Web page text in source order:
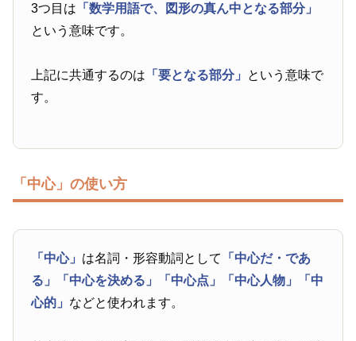
3つ目は 「数学用語で、図形の真ん中となる部分」
という意味です。
上記に共通するのは 「要となる部分」 という意味で
す。
「中心」の使い方
「中心」 は名詞・形容動詞として
「中心だ・であ
る」
「中心を決める」 「中心点」 「中心人物」
「中
心的」 などと使われます。